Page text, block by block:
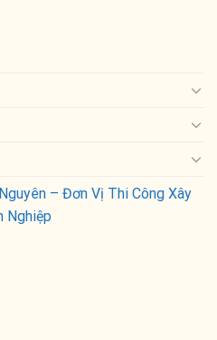
– Đơn Vị Thi Công Xây
Nghiệp